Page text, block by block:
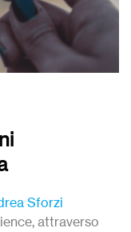
Sforzi
attraverso